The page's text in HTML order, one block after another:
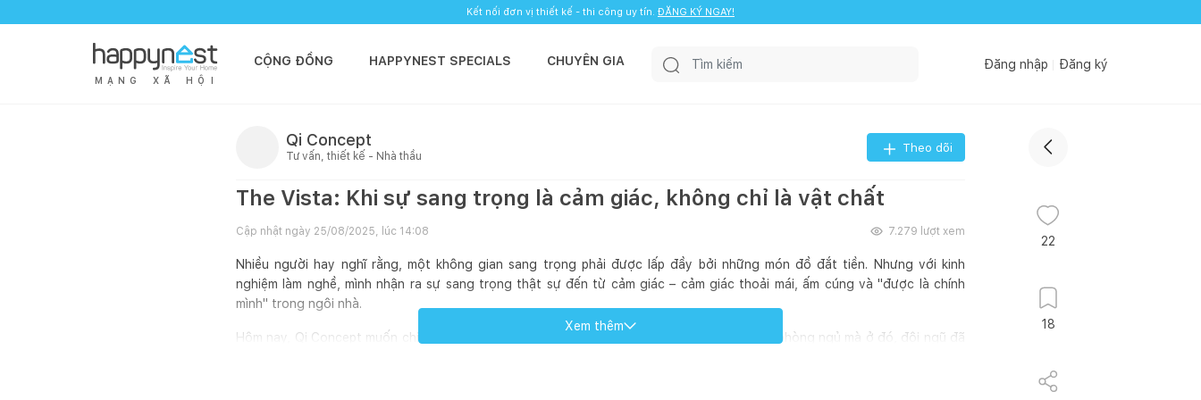
Kết nối đơn vị thiết kế - thi công uy tín. ĐĂNG KÝ NGAY!
M Ạ N G X Ã H Ộ I
CỘNG ĐỒNG HAPPYNEST SPECIALS CHUYÊN GIA Đăng nhập Đăng ký
Qi Concept
Tư vấn, thiết kế - Nhà thầu
Theo dõi
The Vista: Khi sự sang trọng là cảm giác, không chỉ là vật chất
Cập nhật ngày 25/08/2025, lúc 14:08 7.279 lượt xem
Nhiều người hay nghĩ rằng, một không gian sang trọng phải được lấp đầy bởi những món đồ đắt tiền. Nhưng với kinh
nghiệm làm nghề, mình nhận ra sự sang trọng thật sự đến từ cảm giác – cảm giác thoải mái, ấm cúng và "được là chính
mình" trong ngôi nhà.
Hôm nay, Qi Concept muốn chia sẻ câu chuyện thiết kế của dự án The Vista, một căn hộ 2 phòng ngủ mà ở đó, đội ngũ đã
Xem thêm
22
18